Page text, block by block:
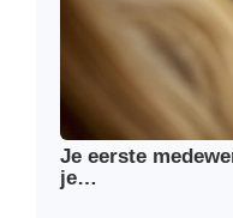
Je eerste
je…